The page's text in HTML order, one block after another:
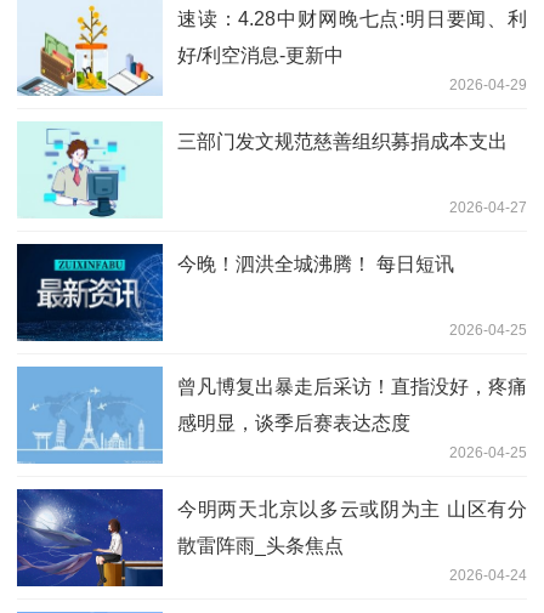
速读：4.28中财网晚七点:明日要闻、利
好/利空消息-更新中
2026-04-29
三部门发文规范慈善组织募捐成本支出
2026-04-27
今晚！泗洪全城沸腾！ 每日短讯
2026-04-25
曾凡博复出暴走后采访！直指没好，疼痛
感明显，谈季后赛表达态度
2026-04-25
今明两天北京以多云或阴为主 山区有分
散雷阵雨_头条焦点
2026-04-24